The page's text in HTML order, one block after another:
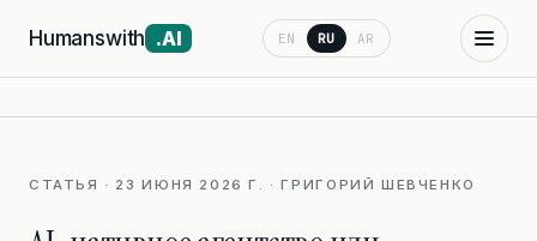
Humanswith .AI EN RU AR
СТАТЬЯ · 23 ИЮНЯ 2026 Г. · ГРИГОРИЙ ШЕВЧЕНКО